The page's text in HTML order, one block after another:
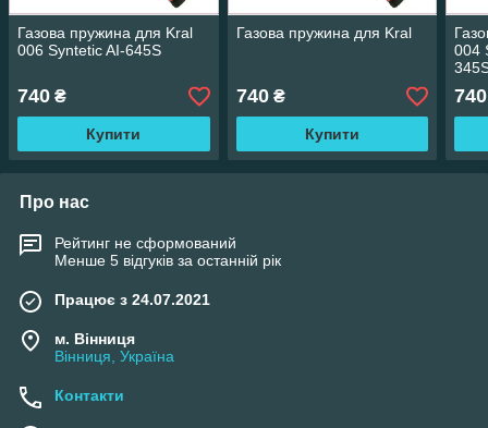
Газова пружина для Kral
006 Syntetic AI-645S
740 ₴
Купити
Газова пружина для Kral
740₴
Купити
004
740
Про нас
Рейтинг не сформований
Менше 5 відгуків за останній рік
Працює з 24.07.2021
м. Вінниця
Вінниця, Україна
Контакти